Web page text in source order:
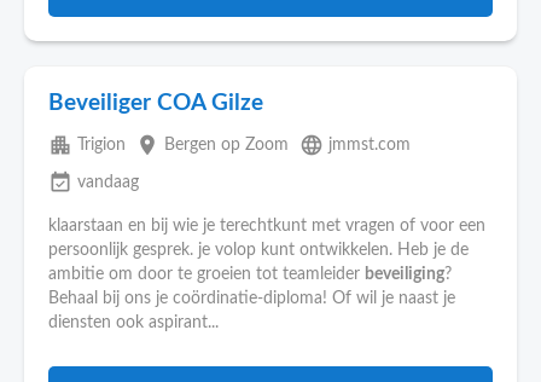
Beveiliger COA Gilze
apartment Trigion place Bergen op Zoom language jmmst.com
event_available vandaag
klaarstaan en bij wie je terechtkunt met vragen of voor een
persoonlijk gesprek. je volop kunt ontwikkelen. Heb je de
ambitie om door te groeien tot teamleider beveiliging?
Behaal bij ons je coördinatie-diploma! Of wil je naast je
diensten ook aspirant...